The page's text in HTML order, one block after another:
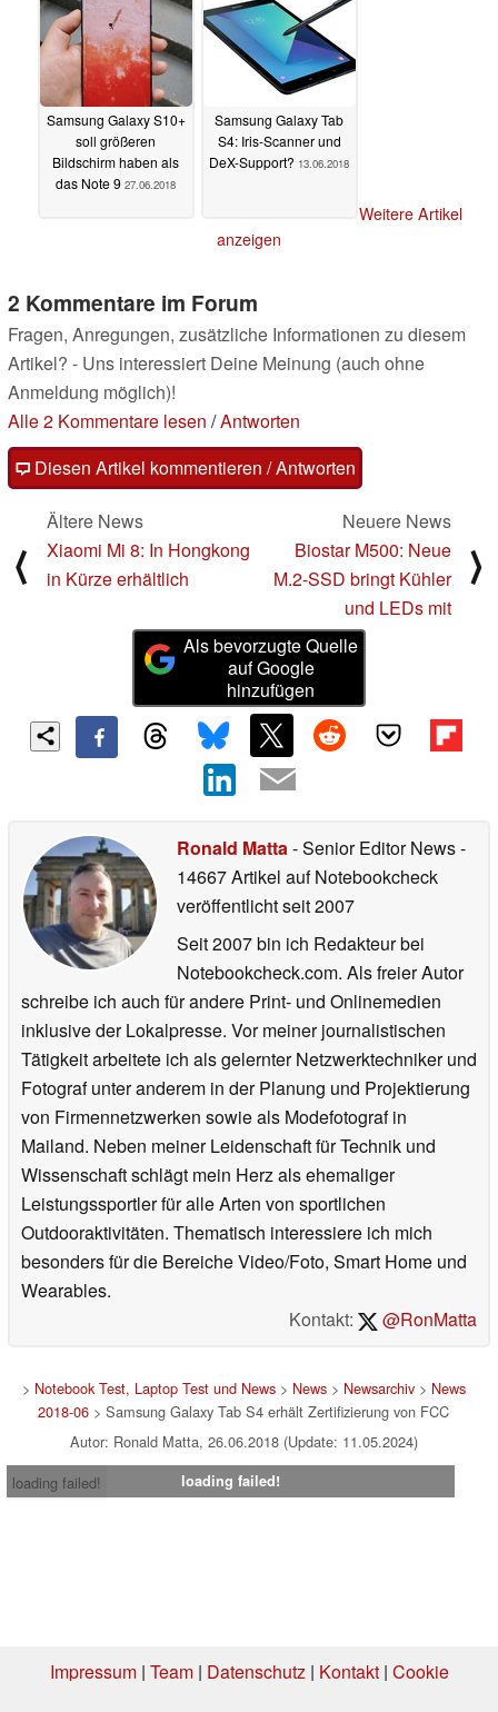
Samsung Galaxy S10+
soll größeren
Bildschirm haben als
das Note 9 27.06.2018
Samsung Galaxy Tab
S4: Iris-Scanner und
DeX-Support? 13.06.2018
Weitere Artikel
anzeigen
2 Kommentare im Forum
Fragen, Anregungen, zusätzliche Informationen zu diesem
Artikel? - Uns interessiert Deine Meinung (auch ohne
Anmeldung möglich)!
Alle 2 Kommentare lesen /Antworten
Diesen Artikel kommentieren / Antworten
⟨
Ältere News
Xiaomi Mi 8: In Hongkong
in Kürze erhältlich
Neuere News
Biostar M500: Neue
M.2-SSD bringt Kühler
und LEDs mit
⟩
Als bevorzugte Quelle
auf Google
hinzufügen
Ronald Matta- Senior Editor News-
14667 Artikel auf Notebookcheck
veröffentlichtseit 2007
Seit 2007 bin ich Redakteur bei
Notebookcheck.com. Als freier Autor
schreibe ich auch für andere Print- und Onlinemedien
inklusive der Lokalpresse. Vor meiner journalistischen
Tätigkeit arbeitete ich als gelernter Netzwerktechniker und
Fotograf unter anderem in der Planung und Projektierung
von Firmennetzwerken sowie als Modefotograf in
Mailand. Neben meiner Leidenschaft für Technik und
Wissenschaft schlägt mein Herz als ehemaliger
Leistungssportler für alle Arten von sportlichen
Outdooraktivitäten. Thematisch interessiere ich mich
besonders für die Bereiche Video/Foto, Smart Home und
Wearables.
Kontakt:
@RonMatta
> Notebook Test, Laptop Test und News> News> Newsarchiv> News
2018-06 > Samsung Galaxy Tab S4 erhält Zertifizierung von FCC
Autor: Ronald Matta, 26.06.2018 (Update: 11.05.2024)
loading failed!
loading failed!
Impressum| Team| Datenschutz| Kontakt| Cookie